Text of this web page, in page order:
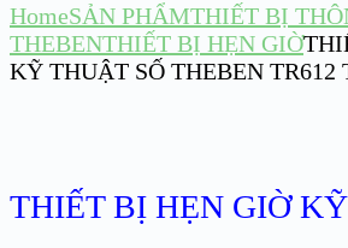
HomeSẢN PHẨMTHIẾT BỊ
THEBENTHIẾT BỊ HẸN GIỜ
KỸ THUẬT SỐ THEBEN TR612
THIẾT BỊ HẸN GIỜ